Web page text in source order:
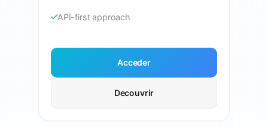
API-first approach
Acceder
Decouvrir